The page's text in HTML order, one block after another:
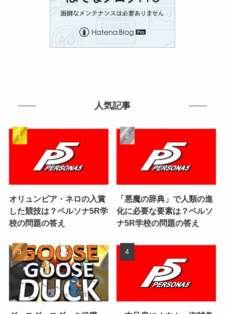
人気記事
オリュンピア・ネロの入賞
した競技は？ペルソナ5R学
校の問題の答え
「悪魔の辞典」で人類の進
化に必要な要素は？ペルソ
ナ5R学校の問題の答え